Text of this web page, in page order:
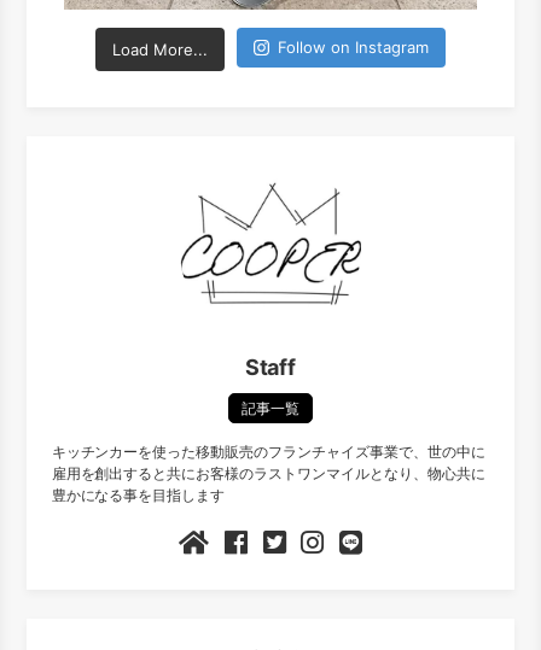
Load More... Follow on Instagram
Staff
記事一覧
キッチンカーを使った移動販売のフランチャイズ事業で、世の中に
雇用を創出すると共にお客様のラストワンマイルとなり、物心共に
豊かになる事を目指します